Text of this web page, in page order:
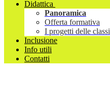
Didattica
Panoramica
Offerta formativa
I progetti delle classi
Inclusione
Info utili
Contatti